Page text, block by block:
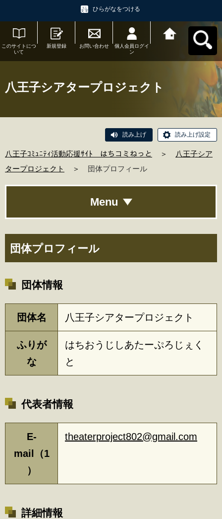
ひらがなをつける
このサイトにつ
いて
新規登録 お問い合わせ
個人会員ログイ
ン
八王子シアタープロジェクト
読み上げ 読み上げ設定
八王子ｺﾐｭﾆﾃｨ活動応援ｻｲﾄ はちコミねっと ＞
八王子シア
タープロジェクト
＞ 団体プロフィール
団体プロフィール
団体情報
団体名 八王子シアタープロジェクト
ふりが
な
はちおうじしあたーぷろじぇく
と
代表者情報
E-
mail（1
）
theaterproject802@gmail.com
詳細情報
Menu